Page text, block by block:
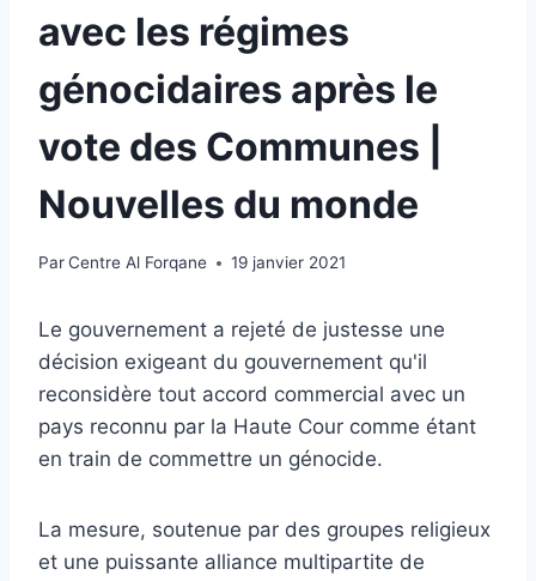
avec les régimes
génocidaires après le
vote des Communes |
Nouvelles du monde
ParCentre Al Forqane 19 janvier 2021
Le gouvernement a rejeté de justesse une
décision exigeant du gouvernement qu'il
reconsidère tout accord commercial avec un
pays reconnu par la Haute Cour comme étant
en train de commettre un génocide.
La mesure, soutenue par des groupes religieux
et une puissante alliance multipartite de